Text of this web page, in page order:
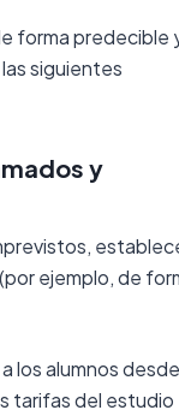
forma predecible
siguientes
y
ejemplo, de
los alumnos desde
tarifas del estudio